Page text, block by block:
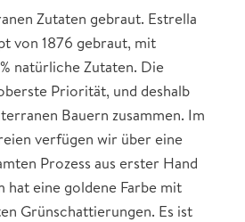
Zutaten gebraut. Estrella
von 1876 gebraut, mit
natürliche Zutaten. Die
Priorität, und deshalb
Bauern zusammen. Im
verfügen wir über eine
Prozess aus erster Hand
hat eine goldene Farbe mit
Grünschattierungen. Es ist